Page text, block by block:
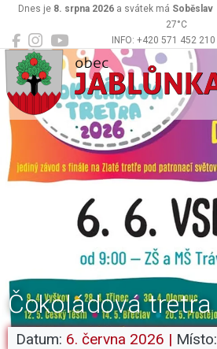
INFO: +420 571 452 210 |
podatelna@jablunka.cz
Dnes je 8. srpna 2026 a svátek má Soběslav
27°C
Jablůnka
Čokoládová tretra
Datum: 6. června 2026 | Místo: